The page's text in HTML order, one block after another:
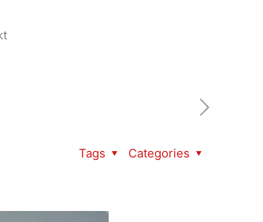
Categories
Tags